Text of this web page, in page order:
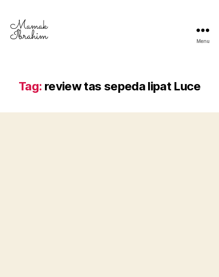
Lifestyle
Blogger
Menu
Tag: review tas sepeda lipat Luce